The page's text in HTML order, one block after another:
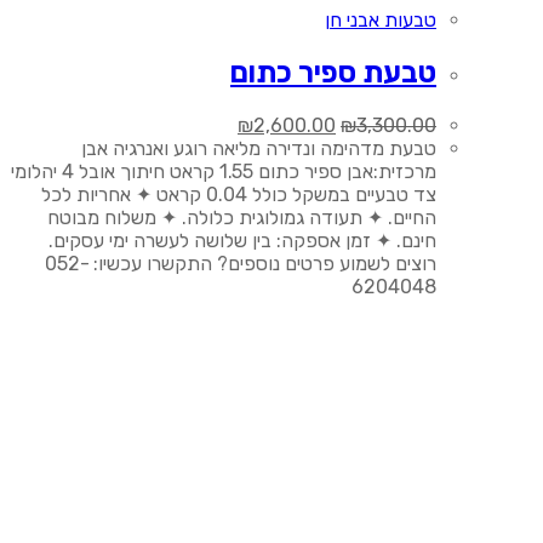
טבעות אבני חן
טבעת ספיר כתום
₪3,300.00
המחיר
המקורי
היה:
₪3,300.00.
₪2,600.00
הנוכחי
הוא:
₪2,600.00.
טבעת מדהימה ונדירה מליאה רוגע ואנרגיה אבן
מרכזית:אבן ספיר כתום 1.55 קראט חיתוך אובל 4 יהלומי
צד טבעיים במשקל כולל 0.04 קראט ✦ אחריות לכל
החיים. ✦ תעודה גמולוגית כלולה. ✦ משלוח מבוטח
חינם. ✦ זמן אספקה: בין שלושה לעשרה ימי עסקים.
רוצים לשמוע פרטים נוספים? התקשרו עכשיו: 052-
6204048